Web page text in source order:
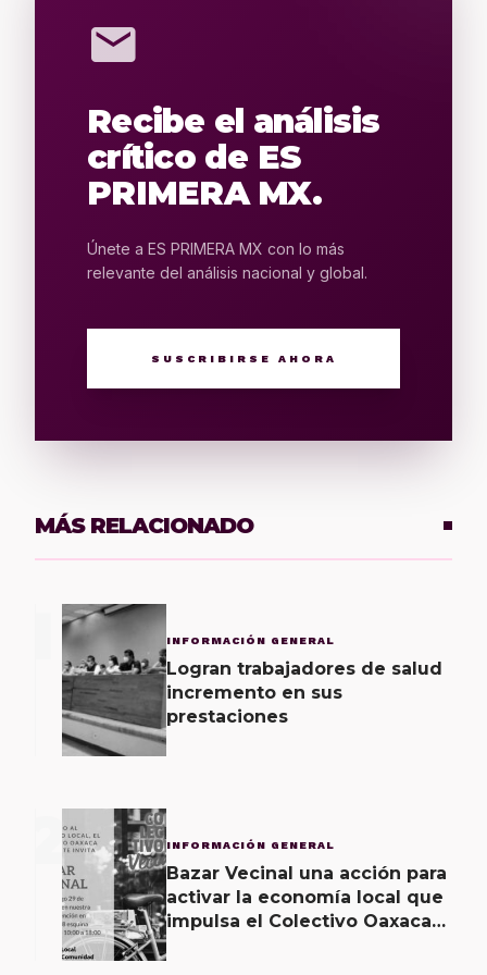
mail
Recibe el análisis
crítico de ES
PRIMERA MX.
Únete a ES PRIMERA MX con lo más
relevante del análisis nacional y global.
SUSCRIBIRSE AHORA
MÁS RELACIONADO
INFORMACIÓN GENERAL
Logran trabajadores de salud
incremento en sus
prestaciones
2 INFORMACIÓN GENERAL
Bazar Vecinal una acción para
activar la economía local que
impulsa el Colectivo Oaxaca